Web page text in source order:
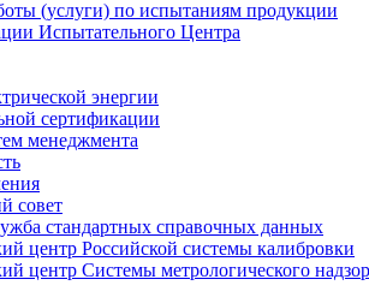
(услуги) по испытаниям продукции
Испытательного Центра
энергии
сертификации
менеджмента
совет
стандартных справочных данных
центр Российской системы калибровки
центр Системы метрологического